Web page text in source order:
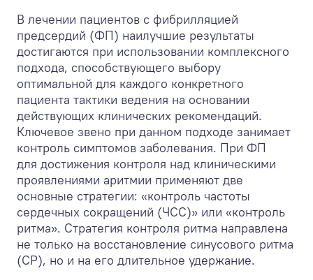
В лечении пациентов с фибрилляцией
предсердий (ФП) наилучшие результаты
достигаются при использовании комплексного
подхода, способствующего выбору
оптимальной для каждого конкретного
пациента тактики ведения на основании
действующих клинических рекомендаций.
Ключевое звено при данном подходе занимает
контроль симптомов заболевания. При ФП
для достижения контроля над клиническими
проявлениями аритмии применяют две
основные стратегии: «контроль частоты
сердечных сокращений (ЧСС)» или «контроль
ритма». Стратегия контроля ритма направлена
не только на восстановление синусового ритма
(СР), но и на его длительное удержание.